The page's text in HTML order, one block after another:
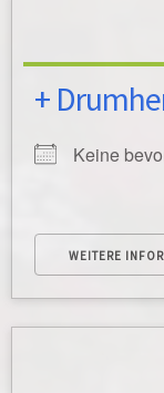
+
Keine
WEITERE